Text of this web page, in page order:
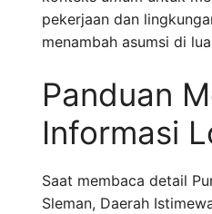
pekerjaan dan
menambah asumsi di
Panduan
Informasi
Saat membaca detail
Sleman, Daerah